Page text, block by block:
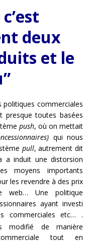
deux
et le
commerciales
presque toutes basées
push, où on mettait
qui nous
pull, autrement dit
a induit une distorsion
moyens importants
les revendre à des prix
web… Une politique
ayant investi
commerciales etc… .
de manière
tout en